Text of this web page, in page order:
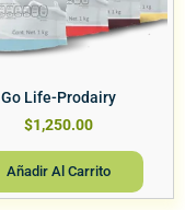
Go Life-Prodairy
$1,250.00
Añadir Al Carrito